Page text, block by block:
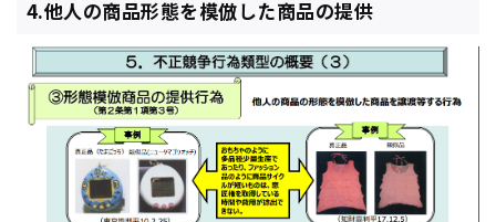
4.他人の商品形態を模倣した商品の提供